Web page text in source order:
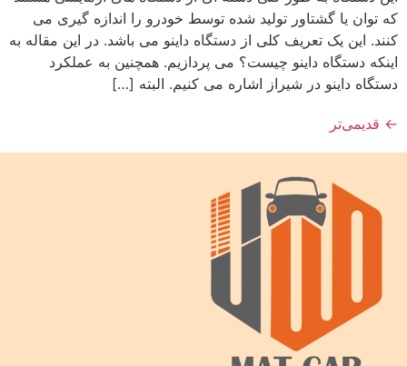
که توان یا گشتاور تولید شده توسط خودرو را اندازه گیری می
کنند. این یک تعریف کلی از دستگاه داینو می باشد. در این مقاله به
اینکه دستگاه داینو چیست؟ می پردازیم. همچنین به عملکرد
دستگاه داینو در شیراز اشاره می کنیم. البته […]
← قدیمی‌تر